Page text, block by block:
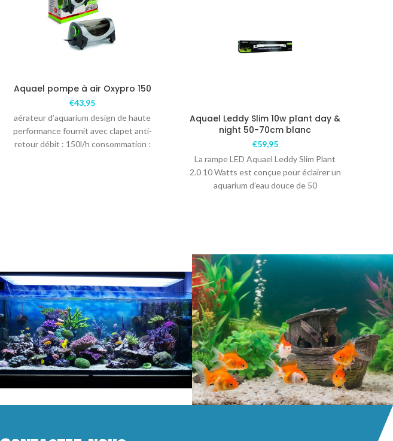
Aquael pompe à air Oxypro 150
€43,95
aérateur d’aquarium design de haute
performance fournit avec clapet anti-
retour débit : 150l/h consommation :
Aquael Leddy Slim 10w plant day &
night 50-70cm blanc
€59,95
La rampe LED Aquael Leddy Slim Plant
2.0 10 Watts est conçue pour éclairer un
aquarium d’eau douce de 50